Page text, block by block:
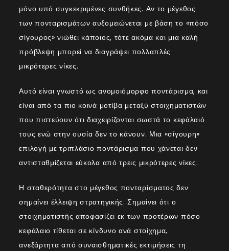
μόνο υπό συγκεκριμένες συνθήκες. Αν το μέγεθος
των πονταρισμάτων αυξομειώνεται με βάση το «πόσο
σίγουρος» νιώθει κάποιος, τότε ακόμα και μια καλή
πρόβλεψη μπορεί να διαγράψει πολλαπλές
μικρότερες νίκες.
Αυτό είναι γνωστό ως ανομοιόμορφο ποντάρισμα, και
είναι από τα πιο κοινά μοτίβα μεταξύ στοιχηματιστών
που πιστεύουν ότι διαχειρίζονται σωστά το κεφάλαιό
τους ενώ στην ουσία δεν το κάνουν. Μια «σίγουρη»
επιλογή με τριπλάσιο ποντάρισμα που χάνεται δεν
αντισταθμίζεται εύκολα από τρεις μικρότερες νίκες.
Η σταθερότητα στο μέγεθος πονταρίσματος δεν
σημαίνει έλλειψη στρατηγικής. Σημαίνει ότι ο
στοιχηματιστής αποφασίζει εκ των προτέρων πόσο
κεφάλαιο τίθεται σε κίνδυνο ανά στοίχημα,
ανεξάρτητα από συναισθηματικές εκτιμήσεις τη